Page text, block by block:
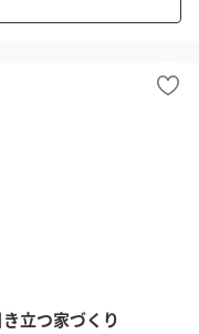
立つ家づくり